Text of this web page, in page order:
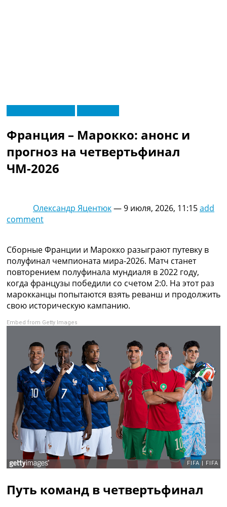
МенюНовости футбола
Видео
Трансферы
Новости футбола Украины
Рейтинги
Турниры
Чемпионат Мира
Украина. Премьер-Лига
Украина. Первая Лига
Лига Чемпионов
Англия. Премьер Лига
Другие Турниры >>>
Таблицы групп Чемпионата Мира
Украина. Премьер-Лига
Украина. Первая Лига
Лига Чемпионов. Таблицы групп
Англия. Премьер-Лига
Испания. Ла Лига
Все таблицы >>>
Рейтинги
Рейтинг стран УЕФА
Рейтинг клубов УЕФА
Рейтинг ФИФА
ТВ программа
RU
Франция – Марокко: анонс и
прогноз на четвертьфинал
ЧМ-2026
Олександр Яцентюк—9 июля, 2026, 11:15add
comment
Сборные Франции и Марокко разыграют путевку в
полуфинал чемпионата мира-2026. Матч станет
повторением полуфинала мундиаля в 2022 году,
когда французы победили со счетом 2:0. На этот раз
марокканцы попытаются взять реванш и продолжить
свою историческую кампанию.
Embed from Getty Images
Путь команд в четвертьфинал